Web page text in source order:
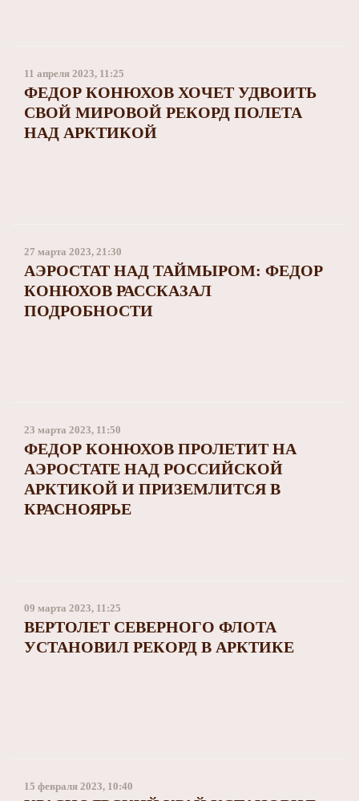
11 апреля 2023, 11:25
ФЕДОР КОНЮХОВ ХОЧЕТ УДВОИТЬ
СВОЙ МИРОВОЙ РЕКОРД ПОЛЕТА
НАД АРКТИКОЙ
27 марта 2023, 21:30
АЭРОСТАТ НАД ТАЙМЫРОМ: ФЕДОР
КОНЮХОВ РАССКАЗАЛ
ПОДРОБНОСТИ
23 марта 2023, 11:50
ФЕДОР КОНЮХОВ ПРОЛЕТИТ НА
АЭРОСТАТЕ НАД РОССИЙСКОЙ
АРКТИКОЙ И ПРИЗЕМЛИТСЯ В
КРАСНОЯРЬЕ
09 марта 2023, 11:25
ВЕРТОЛЕТ СЕВЕРНОГО ФЛОТА
УСТАНОВИЛ РЕКОРД В АРКТИКЕ
15 февраля 2023, 10:40